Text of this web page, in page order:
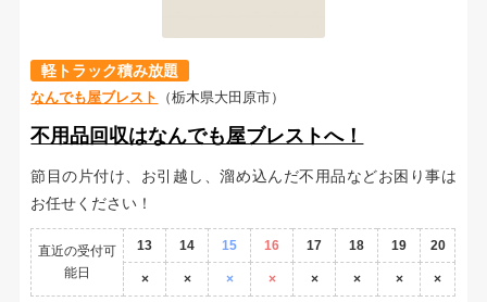
軽トラック積み放題
なんでも屋ブレスト （栃木県大田原市）
不用品回収はなんでも屋ブレストへ！
節目の片付け、お引越し、溜め込んだ不用品などお困り事は
お任せください！
直近の受付可
能日
13 14 15 16 17 18 19 20
× × × × × × × ×